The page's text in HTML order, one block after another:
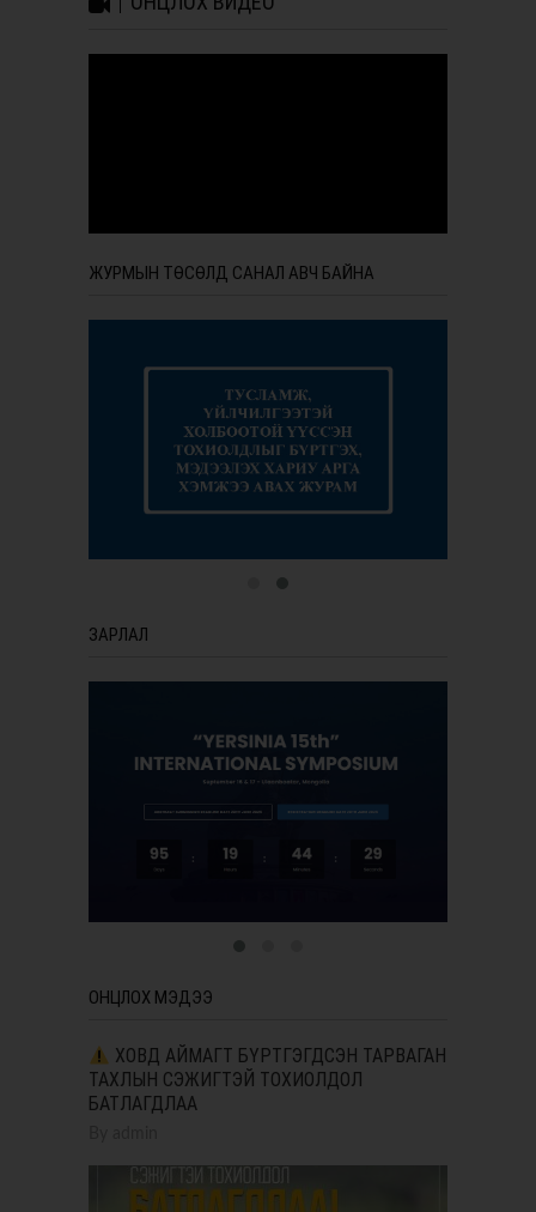
ЖУРМЫН ТӨСӨЛД САНАЛ АВЧ БАЙНА
ЗАРЛАЛ
ОНЦЛОХ МЭДЭЭ
ХОВД АЙМАГТ БҮРТГЭГДСЭН ТАРВАГАН
ТАХЛЫН СЭЖИГТЭЙ ТОХИОЛДОЛ
БАТЛАГДЛАА